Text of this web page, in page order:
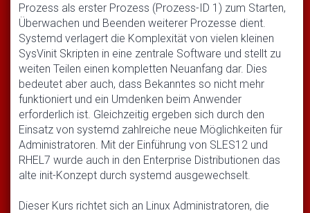
Prozess als erster Prozess (Prozess-ID 1) zum Starten,
Überwachen und Beenden weiterer Prozesse dient.
Systemd verlagert die Komplexität von vielen kleinen
SysVinit Skripten in eine zentrale Software und stellt zu
weiten Teilen einen kompletten Neuanfang dar. Dies
bedeutet aber auch, dass Bekanntes so nicht mehr
funktioniert und ein Umdenken beim Anwender
erforderlich ist. Gleichzeitig ergeben sich durch den
Einsatz von systemd zahlreiche neue Möglichkeiten für
Administratoren. Mit der Einführung von SLES12 und
RHEL7 wurde auch in den Enterprise Distributionen das
alte init-Konzept durch systemd ausgewechselt.
Dieser Kurs richtet sich an Linux Administratoren, die